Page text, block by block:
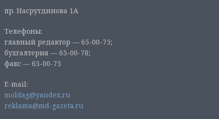
пр. Насрутдинова 1А
Телефоны:
главный редактор — 65-00-75;
бухгалтерия — 65-00-78;
факс — 65-00-75
E-mail:
moldag@yandex.ru
reklama@md-gazeta.ru